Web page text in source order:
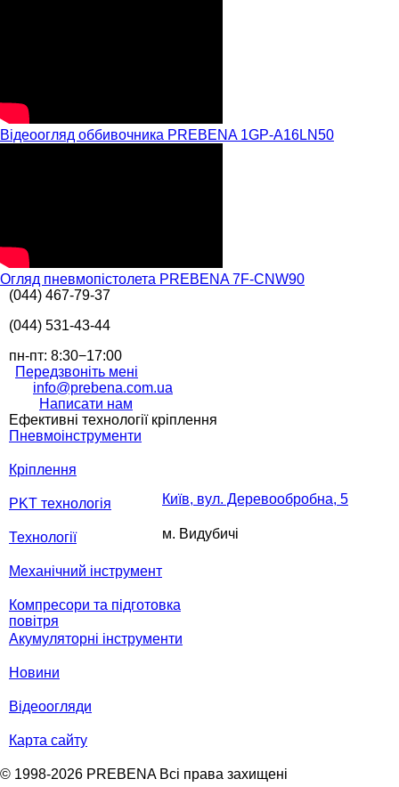
Відеоогляд оббивочника PREBENA 1GP-A16LN50
Огляд пневмопістолета PREBENA 7F-CNW90
(044) 467-79-37
(044) 531-43-44
пн-пт: 8:30−17:00
Передзвоніть мені
info@prebena.com.ua
Написати нам
Київ, вул. Деревообробна, 5
м. Видубичі
Ефективні технології кріплення
Пневмоінструменти
Кріплення
PKT технологія
Технології
Механічний інструмент
Компресори та підготовка
повітря
Акумуляторні інструменти
Новини
Відеоогляди
Карта сайту
© 1998-2026 PREBENA Всі права захищені